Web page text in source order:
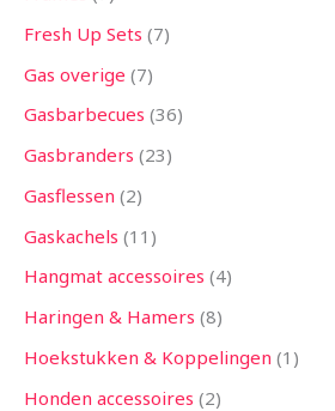
Fresh Up Sets 7
Gas overige 7
Gasbarbecues 36
Gasbranders 23
Gasflessen 2
Gaskachels 11
Hangmat accessoires 4
Haringen & Hamers 8
Hoekstukken & Koppelingen 1
Honden accessoires 2